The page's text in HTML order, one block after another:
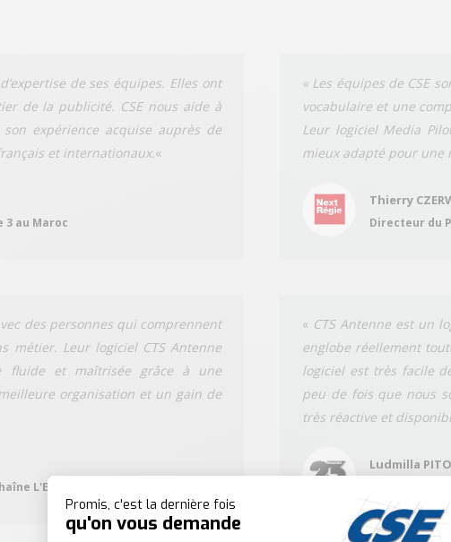
Promis, c'est la dernière fois
qu'on vous demande
de ses équipes. Elles ont
de la publicité. CSE nous aide à
expérience acquise auprès de
et internationaux.«
au Maroc
« Les équipes de CSE
vocabulaire et une
Leur logiciel Media
mieux adapté pour une
Thierry
Directeur du
des personnes qui comprennent
métier. Leur logiciel CTS Antenne
fluide et maîtrisée grâce à une
organisation et un gain de
L'Equipe
« CTS Antenne est un
englobe réellement
logiciel est très facile
peu de fois que nous
très réactive et
Ludmilla
Chef de